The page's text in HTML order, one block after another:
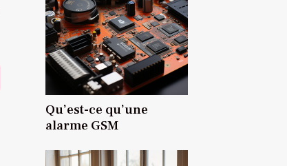
Qu’est-ce qu’une
alarme GSM